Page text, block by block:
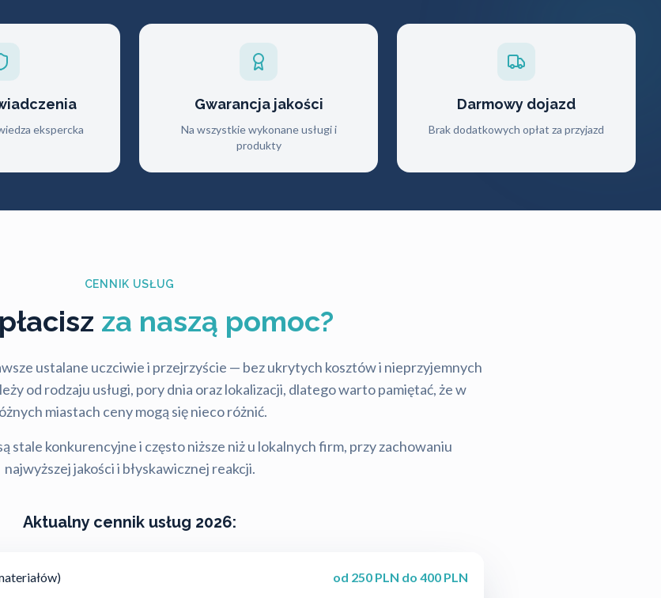
ekspercka
Gwarancja jakości
Na wszystkie wykonane usługi i
produkty
Darmowy dojazd
Brak dodatkowych opłat za przyjazd
CENNIK USŁUG
za naszą pomoc?
ustalane uczciwie i przejrzyście — bez ukrytych kosztów i nieprzyjemnych
od rodzaju usługi, pory dnia oraz lokalizacji, dlatego warto pamiętać, że w
miastach ceny mogą się nieco różnić.
stale konkurencyjne i często niższe niż u lokalnych firm, przy zachowaniu
najwyższej jakości i błyskawicznej reakcji.
Aktualny cennik usług 2026:
od 250 PLN do 400 PLN